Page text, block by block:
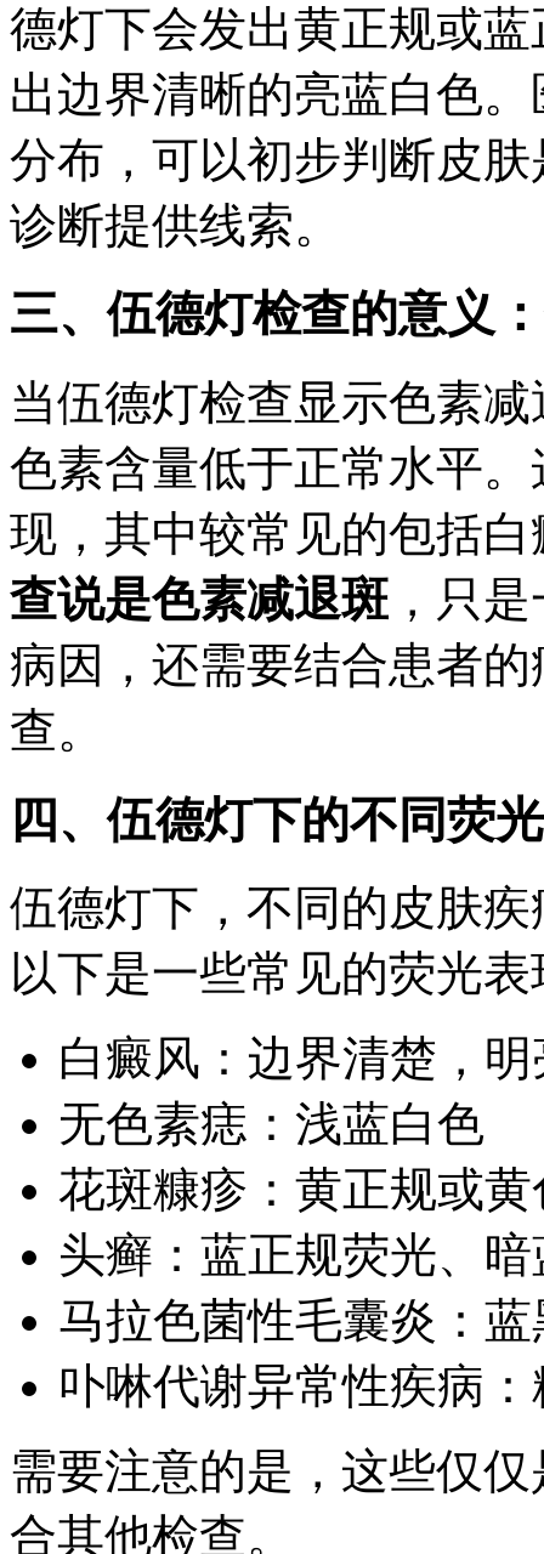
德灯下会发出黄正规或
出边界清晰的亮蓝白色
分布，可以初步判断皮
诊断提供线索。
三、伍德灯检查的意义
当伍德灯检查显示色素
色素含量低于正常水平
现，其中较常见的包括
查说是色素减退斑 ，只
病因，还需要结合患者
查。
四、伍德灯下的不同荧
伍德灯下，不同的皮肤
以下是一些常见的荧光
白癜风：边界清楚，
无色素痣：浅蓝白色
花斑糠疹：黄正规或
头癣：蓝正规荧光、
马拉色菌性毛囊炎：
卟啉代谢异常性疾病
需要注意的是，这些仅
合其他检查。